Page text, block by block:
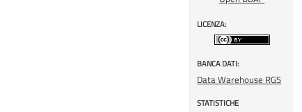
LICENZA:
BANCA DATI:
Data Warehouse RGS
STATISTICHE